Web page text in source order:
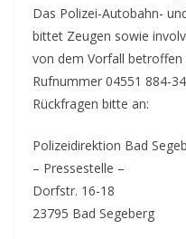
Das Polizei-Autobahn-
bittet Zeugen sowie
von dem Vorfall
Rufnummer 04551 884-
Rückfragen bitte an:
Polizeidirektion Bad
– Pressestelle –
Dorfstr. 16-18
23795 Bad Segeberg